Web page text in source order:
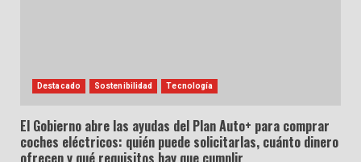
Destacado Sostenibilidad Tecnología
El Gobierno abre las ayudas del Plan Auto+ para comprar
coches eléctricos: quién puede solicitarlas, cuánto dinero
ofrecen y qué requisitos hay que cumplir